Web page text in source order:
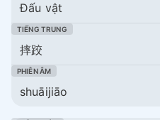
Đấu vật
摔跤
shuāijiāo